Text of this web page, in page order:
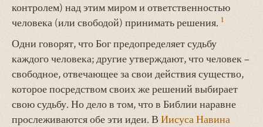
контролем) над этим миром и ответственностью
человека (или свободой) принимать решения. 1
Одни говорят, что Бог предопределяет судьбу
каждого человека; другие утверждают, что человек –
свободное, отвечающее за свои действия существо,
которое посредством своих же решений выбирает
свою судьбу. Но дело в том, что в Библии наравне
прослеживаются обе эти идеи. В Иисуса Навина